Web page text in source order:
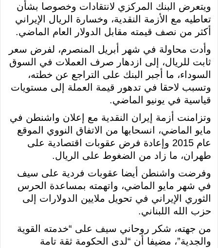
ويتعرض البنك المركزي لانتقادات وخصوصا بشأن
تعاطيه مع الأزمة النقدية، وخسارة الريال الإيراني
أكثر من نصف قيمته مقابل الدولار العام الماضي.
وأدت محاولة في شهر أبريل المنصرم، لفرض سعر
ثابت للريال، إلى ازدهار صرف العملات في السوق
السوداء، ما أجبر البنك على التراجع عن خطته،
وتسبب لاحقا في تدهور قيمة العملة إلى مستويات
قياسية في يونيو الماضي.
وتزامنت أزمة إيران النقدية مع إعلان واشنطن في
مايو الماضي، انسحابها من الاتفاق النووي الموقع
عام 2015 وإعادة فرض عقوبات اقتصادية على
طهران، ما زاد من الضغوط على الريال.
وفرضت واشنطن أيضا عقوبات فردية على سيف
في شهر مايو الماضي، واتهمته بمساعدة الحرس
الثوري الإيراني في تحويل ملايين الدولارات إلى
حزب الله اللبناني.
من جهته، شكر روحاني سيف على “خدمته القوية
والجدية”، مضيفا أن “لدى الحكومة ثقة تامة